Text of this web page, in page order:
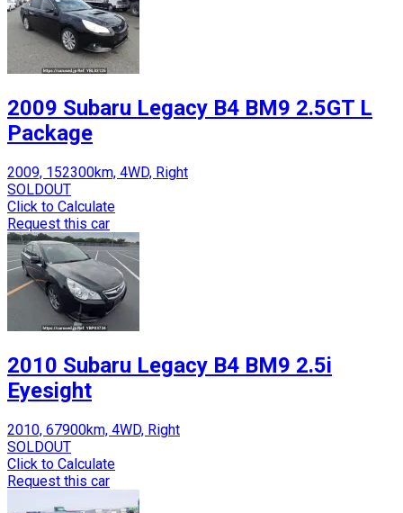
2009 Subaru Legacy B4 BM9 2.5GT L
Package
2009, 152300km, 4WD, Right
SOLDOUT
Click to Calculate
Request this car
2010 Subaru Legacy B4 BM9 2.5i
Eyesight
2010, 67900km, 4WD, Right
SOLDOUT
Click to Calculate
Request this car